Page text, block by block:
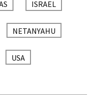
ISRAEL
NETANYAHU
USA